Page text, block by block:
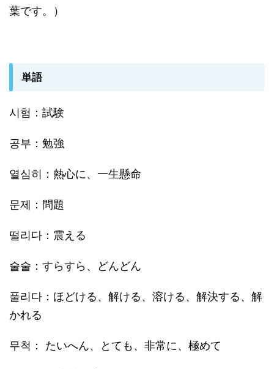
葉です。）
単語
시험：試験
공부：勉強
열심히：熱心に、一生懸命
문제：問題
떨리다：震える
술술：すらすら、どんどん
풀리다：ほどける、解ける、溶ける、解決する、解
かれる
무척： たいへん、とても、非常に、極めて